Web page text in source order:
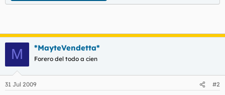
M *MayteVendetta*
Forero del todo a cien
31 Jul 2009 #2